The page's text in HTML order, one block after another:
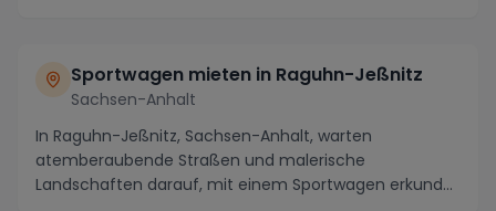
Sportwagen mieten in Raguhn-Jeßnitz
Sachsen-Anhalt
In Raguhn-Jeßnitz, Sachsen-Anhalt, warten
atemberaubende Straßen und malerische
Landschaften darauf, mit einem Sportwagen erkundet